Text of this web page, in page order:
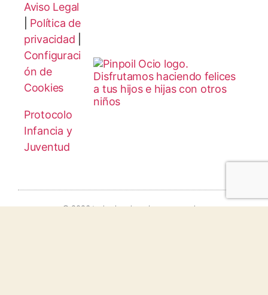
Aviso Legal
Política de
privacidad
Configuraci
ón de
Cookies
Protocolo
Infancia y
Juventud
© 2026 todos los derechos reservados.